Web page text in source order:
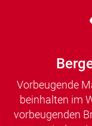
Vorbeugende
beinhalten im
vorbeugenden